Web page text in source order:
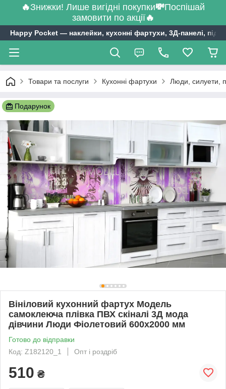
🔥Знижки! Лише вигідні покупки💸Поспішай
замовити по акції🔥
Happy Pocket ― наклейки, кухонні фартухи, 3Д-панелі,
Товари та послуги Кухонні фартухи Люди, силуети,
Подарунок
Вініловий кухонний фартух Модель
самоклеюча плівка ПВХ скіналі 3Д мода
дівчини Люди Фіолетовий 600х2000 мм
Готово до відправки
Код: Z182120_1
Опт і роздріб
510 ₴